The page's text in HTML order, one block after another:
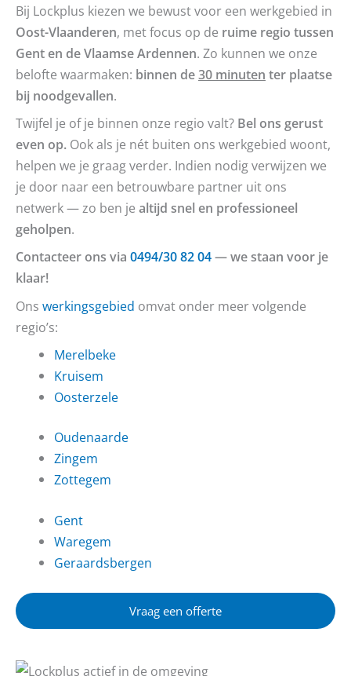
Bij Lockplus kiezen we bewust voor een werkgebied in
Oost-Vlaanderen, met focus op de ruime regio tussen
Gent en de Vlaamse Ardennen. Zo kunnen we onze
belofte waarmaken: binnen de30 minuten ter plaatse
bij noodgevallen.
Twijfel je of je binnen onze regio valt? Bel ons gerust
even op. Ook als je nét buiten ons werkgebied woont,
helpen we je graag verder. Indien nodig verwijzen we
je door naar een betrouwbare partner uit ons
netwerk — zo ben je altijd snel en professioneel
geholpen.
Contacteer ons via 0494/30 82 04— we staan voor je
klaar!
Ons werkingsgebied omvat onder meer volgende
regio’s:
Merelbeke
Kruisem
Oosterzele
Oudenaarde
Zingem
Zottegem
Gent
Waregem
Geraardsbergen
Vraag een offerte